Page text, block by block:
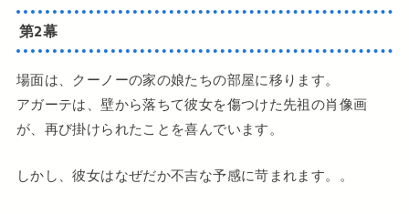
第2幕
場面は、クーノーの家の娘たちの部屋に移ります。
アガーテは、壁から落ちて彼女を傷つけた先祖の肖像画
が、再び掛けられたことを喜んでいます。
しかし、彼女はなぜだか不吉な予感に苛まれます。。